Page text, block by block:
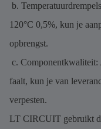
b.
120°C 0,5%, kun je
opbrengst.
c. Componentkwaliteit:
faalt, kun je van
verpesten.
LT CIRCUIT gebruikt